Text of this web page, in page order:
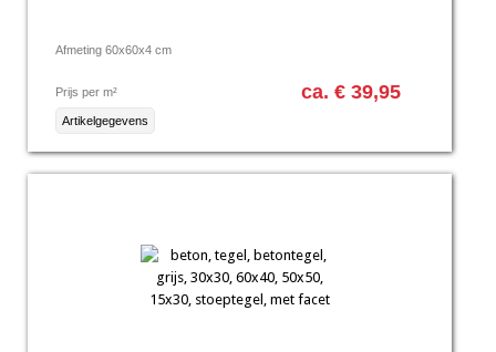
Afmeting 60x60x4 cm
Prijs per m² ca. € 39,95
Artikelgegevens